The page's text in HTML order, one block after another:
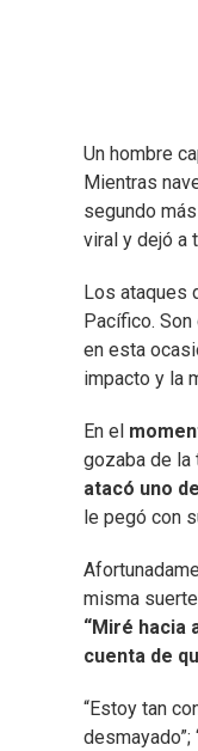
Un hombre
Mientras
segundo
viral y dejó a
Los ataques
Pacífico.
en esta
impacto y la
En el
gozaba de la
atacó uno
le pegó con
misma
“Miré hacia
cuenta de
“Estoy tan